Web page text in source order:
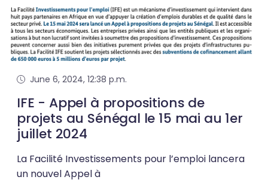
June 6, 2024, 12:38 p.m.
IFE - Appel à propositions de
projets au Sénégal le 15 mai au 1er
juillet 2024
La Facilité Investissements pour l’emploi lancera
un nouvel Appel à